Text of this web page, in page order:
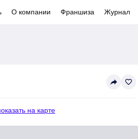
О компании Франшиза Журнал
reply favorite_border
на карте